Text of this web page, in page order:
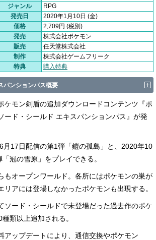
ジャンル
RPG
発売日
2020年1月10日 (金)
価格
2,709円 (税別)
発売
株式会社ポケモン
販売
任天堂株式会社
制作
株式会社ゲームフリーク
特典
購入特典
パンションパス概要
ケモン剣盾の追加ダウンロードコンテンツ『ポ
ード・シールド エキスパンションパス』が発
月17日配信の第1弾「鎧の孤島」と、2020年10
冠の雪原」をプレイできる。
もオープンワールド。各所にはポケモンの巣が
リアには登場しなかったポケモンも出現する。
ソード・シールドで未登場だった過去作のポケ
類以上追加される。
アップデートにより、通信交換やポケモン